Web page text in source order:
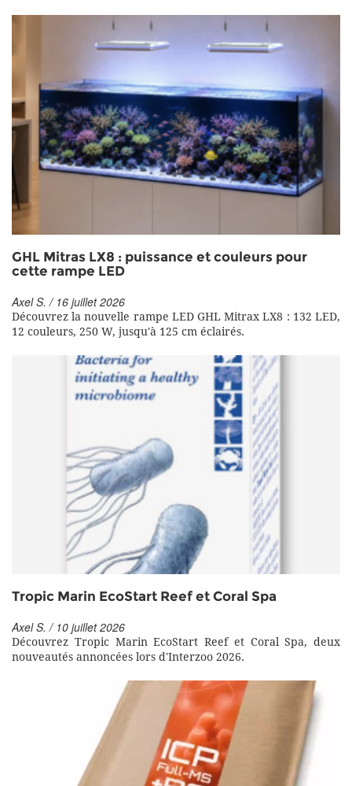
GHL Mitras LX8 : puissance et couleurs pour
cette rampe LED
Axel S. / 16 juillet 2026
Découvrez la nouvelle rampe LED GHL Mitrax LX8 : 132 LED,
12 couleurs, 250 W, jusqu'à 125 cm éclairés.
Tropic Marin EcoStart Reef et Coral Spa
Axel S. / 10 juillet 2026
Découvrez Tropic Marin EcoStart Reef et Coral Spa, deux
nouveautés annoncées lors d'Interzoo 2026.